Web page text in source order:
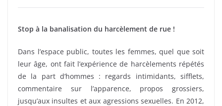
Stop à la banalisation du harcèlement de rue !
Dans l’espace public, toutes les femmes, quel que soit
leur âge, ont fait l’expérience de harcèlements répétés
de la part d’hommes : regards intimidants, sifflets,
commentaire sur l’apparence, propos grossiers,
jusqu’aux insultes et aux agressions sexuelles. En 2012,